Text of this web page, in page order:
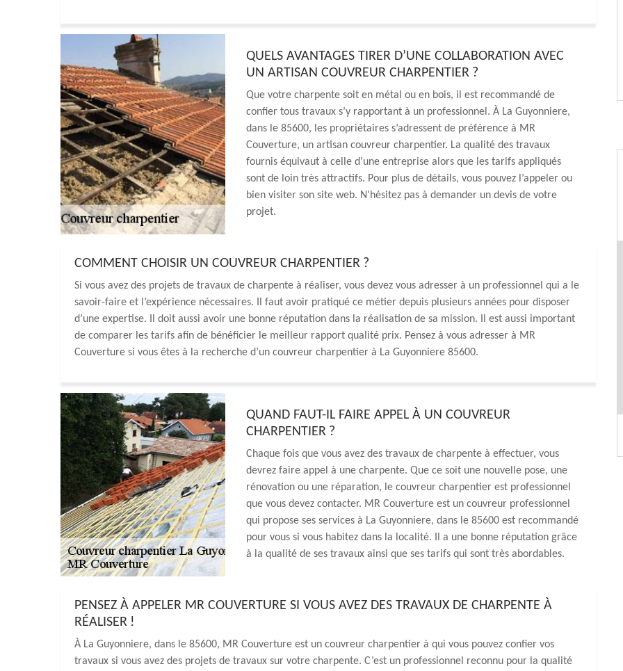
QUELS AVANTAGES TIRER D’UNE COLLABORATION AVEC
UN ARTISAN COUVREUR CHARPENTIER ?
Que votre charpente soit en métal ou en bois, il est recommandé de
confier tous travaux s’y rapportant à un professionnel. À La Guyonniere,
dans le 85600, les propriétaires s’adressent de préférence à MR
Couverture, un artisan couvreur charpentier. La qualité des travaux
fournis équivaut à celle d’une entreprise alors que les tarifs appliqués
sont de loin très attractifs. Pour plus de détails, vous pouvez l’appeler ou
bien visiter son site web. N'hésitez pas à demander un devis de votre
projet.
COMMENT CHOISIR UN COUVREUR CHARPENTIER ?
Si vous avez des projets de travaux de charpente à réaliser, vous devez vous adresser à un professionnel qui a le
savoir-faire et l’expérience nécessaires. Il faut avoir pratiqué ce métier depuis plusieurs années pour disposer
d’une expertise. Il doit aussi avoir une bonne réputation dans la réalisation de sa mission. Il est aussi important
de comparer les tarifs afin de bénéficier le meilleur rapport qualité prix. Pensez à vous adresser à MR
Couverture si vous êtes à la recherche d’un couvreur charpentier à La Guyonniere 85600.
QUAND FAUT-IL FAIRE APPEL À UN COUVREUR
CHARPENTIER ?
Chaque fois que vous avez des travaux de charpente à effectuer, vous
devrez faire appel à une charpente. Que ce soit une nouvelle pose, une
rénovation ou une réparation, le couvreur charpentier est professionnel
que vous devez contacter. MR Couverture est un couvreur professionnel
qui propose ses services à La Guyonniere, dans le 85600 est recommandé
pour vous si vous habitez dans la localité. Il a une bonne réputation grâce
à la qualité de ses travaux ainsi que ses tarifs qui sont très abordables.
PENSEZ À APPELER MR COUVERTURE SI VOUS AVEZ DES TRAVAUX DE CHARPENTE À
RÉALISER !
À La Guyonniere, dans le 85600, MR Couverture est un couvreur charpentier à qui vous pouvez confier vos
travaux si vous avez des projets de travaux sur votre charpente. C’est un professionnel reconnu pour la qualité